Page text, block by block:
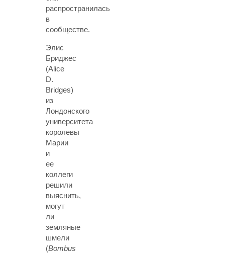
распространилась
в
сообществе.
Элис
Бриджес
(Alice
D.
Bridges)
из
Лондонского
университета
королевы
Марии
и
ее
коллеги
решили
выяснить,
могут
ли
земляные
шмели
(Bombus